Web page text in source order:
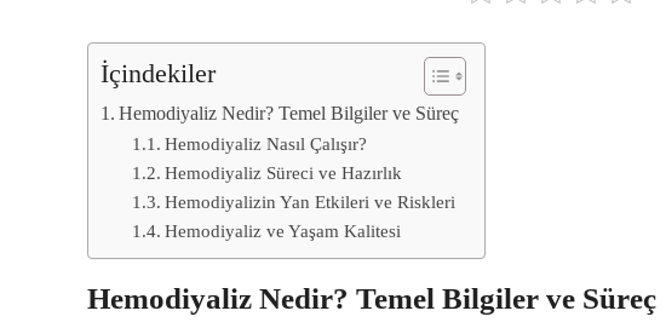
İçindekiler
Hemodiyaliz Nedir? Temel Bilgiler ve Süreç
Hemodiyaliz Nasıl Çalışır?
Hemodiyaliz Süreci ve Hazırlık
Hemodiyalizin Yan Etkileri ve Riskleri
Hemodiyaliz ve Yaşam Kalitesi
Hemodiyaliz Nedir? Temel Bilgiler ve Süreç